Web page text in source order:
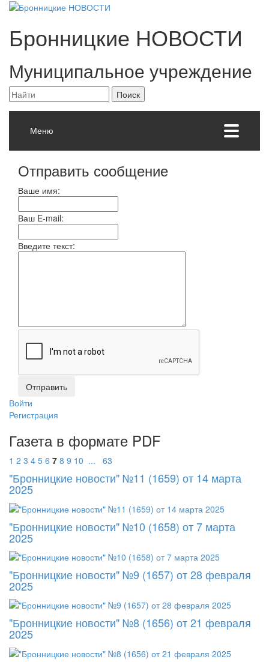
Бронницкие НОВОСТИ
Муниципальное учреждение
Меню
Отправить сообщение
Ваше имя:
Ваш E-mail:
Введите текст:
Войти
Регистрация
Газета в формате PDF
1 2 3 4 5 6 7 8 9 10 ... 63
"Бронницкие новости" №11 (1659) от 14 марта
2025
"Бронницкие новости" №10 (1658) от 7 марта
2025
"Бронницкие новости" №9 (1657) от 28 февраля
2025
"Бронницкие новости" №8 (1656) от 21 февраля
2025